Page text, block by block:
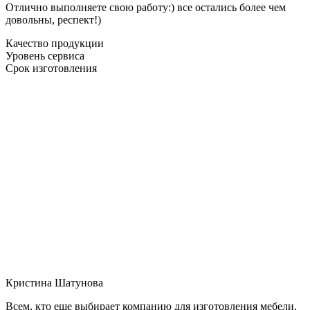
Отлично выполняете свою работу:) все остались более чем
довольны, респект!)
Качество продукции
Уровень сервиса
Срок изготовления
Кристина Шатунова
Всем, кто еще выбирает компанию для изготовления мебели,